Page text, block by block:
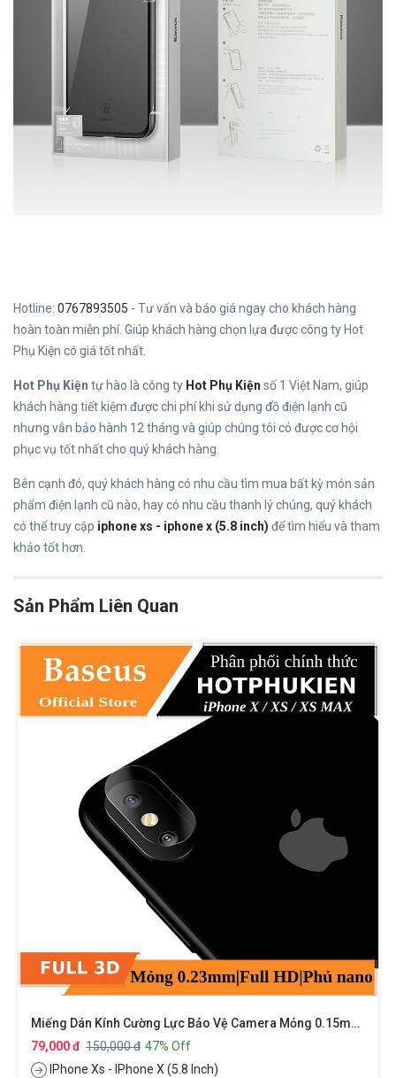
Hotline: 0767893505 - Tư vấn và báo giá ngay cho khách hàng
hoàn toàn miễn phí. Giúp khách hàng chọn lựa được công ty Hot
Phụ Kiện có giá tốt nhất.
Hot Phụ Kiện tự hào là công ty Hot Phụ Kiện số 1 Việt Nam, giúp
khách hàng tiết kiệm được chi phí khi sử dụng đồ điện lạnh cũ
nhưng vẫn bảo hành 12 tháng và giúp chúng tôi có được cơ hội
phục vụ tốt nhất cho quý khách hàng.
Bên cạnh đó, quý khách hàng có nhu cầu tìm mua bất kỳ món sản
phẩm điện lạnh cũ nào, hay có nhu cầu thanh lý chúng, quý khách
có thể truy cập iphone xs - iphone x (5.8 inch) để tìm hiểu và tham
khảo tốt hơn.
Sản Phẩm Liên Quan
Miếng Dán Kính Cường Lực Bảo Vệ Camera Mỏng 0.15mm Cho IPhone X / Xs Hiệu BASEUS
79,000 đ 150,000 đ 47% Off
IPhone Xs - IPhone X (5.8 Inch)